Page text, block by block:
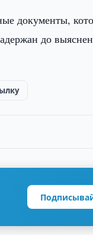
документы,
до